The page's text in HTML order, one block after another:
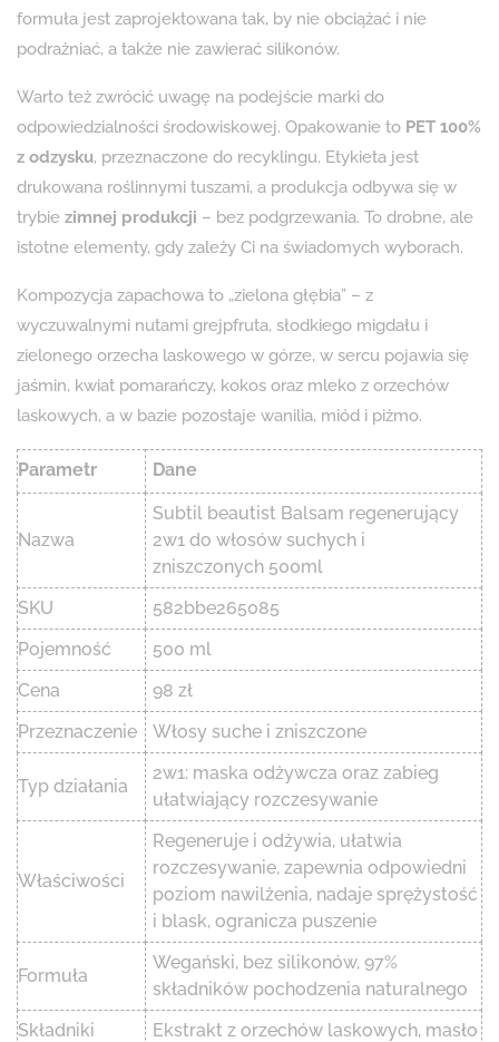
formuła jest zaprojektowana tak, by nie obciążać i nie
podrażniać, a także nie zawierać silikonów.
Warto też zwrócić uwagę na podejście marki do
odpowiedzialności środowiskowej. Opakowanie to PET 100%
z odzysku, przeznaczone do recyklingu. Etykieta jest
drukowana roślinnymi tuszami, a produkcja odbywa się w
trybie zimnej produkcji – bez podgrzewania. To drobne, ale
istotne elementy, gdy zależy Ci na świadomych wyborach.
Kompozycja zapachowa to „zielona głębia” – z
wyczuwalnymi nutami grejpfruta, słodkiego migdału i
zielonego orzecha laskowego w górze, w sercu pojawia się
jaśmin, kwiat pomarańczy, kokos oraz mleko z orzechów
laskowych, a w bazie pozostaje wanilia, miód i piżmo.
Parametr Dane
Nazwa
Subtil beautist Balsam regenerujący
2w1 do włosów suchych i
zniszczonych 500ml
SKU
582bbe265085
Pojemność
500 ml
Cena
98 zł
Przeznaczenie
Włosy suche i zniszczone
Typ działania
2w1: maska odżywcza oraz zabieg
ułatwiający rozczesywanie
Właściwości
Regeneruje i odżywia, ułatwia
rozczesywanie, zapewnia odpowiedni
poziom nawilżenia, nadaje sprężystość
i blask, ogranicza puszenie
Formuła
Wegański, bez silikonów, 97%
składników pochodzenia naturalnego
Składniki
Ekstrakt z orzechów laskowych, masło